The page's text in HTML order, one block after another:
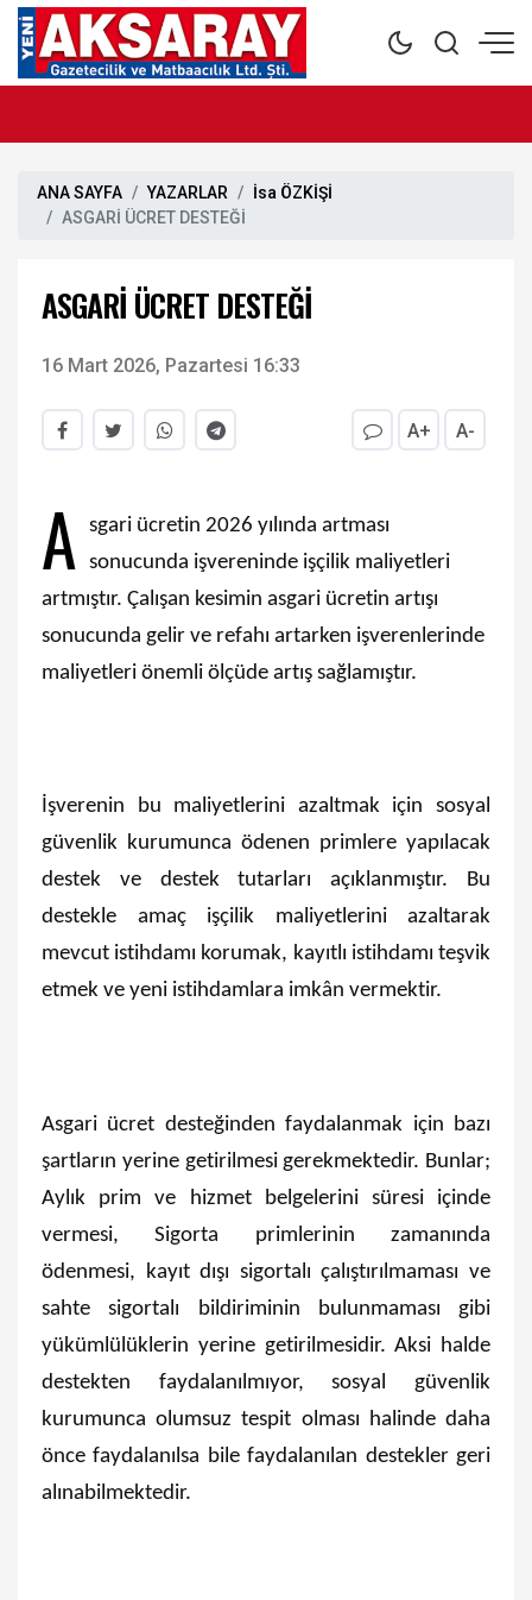
ANA SAYFA YAZARLAR
İsa ÖZKİŞİ
ASGARİ ÜCRET DESTEĞİ
ASGARİ ÜCRET DESTEĞİ
16 Mart 2026, Pazartesi 16:33
A+ A-
A
sgari ücretin 2026 yılında artması
sonucunda işvereninde işçilik maliyetleri
artmıştır. Çalışan kesimin asgari ücretin artışı
sonucunda gelir ve refahı artarken işverenlerinde
maliyetleri önemli ölçüde artış sağlamıştır.
İşverenin bu maliyetlerini azaltmak için sosyal
güvenlik kurumunca ödenen primlere yapılacak
destek ve destek tutarları açıklanmıştır. Bu
destekle amaç işçilik maliyetlerini azaltarak
mevcut istihdamı korumak, kayıtlı istihdamı teşvik
etmek ve yeni istihdamlara imkân vermektir.
Asgari ücret desteğinden faydalanmak için bazı
şartların yerine getirilmesi gerekmektedir. Bunlar;
Aylık prim ve hizmet belgelerini süresi içinde
vermesi, Sigorta primlerinin zamanında
ödenmesi, kayıt dışı sigortalı çalıştırılmaması ve
sahte sigortalı bildiriminin bulunmaması gibi
yükümlülüklerin yerine getirilmesidir. Aksi halde
destekten faydalanılmıyor, sosyal güvenlik
kurumunca olumsuz tespit olması halinde daha
önce faydalanılsa bile faydalanılan destekler geri
alınabilmektedir.